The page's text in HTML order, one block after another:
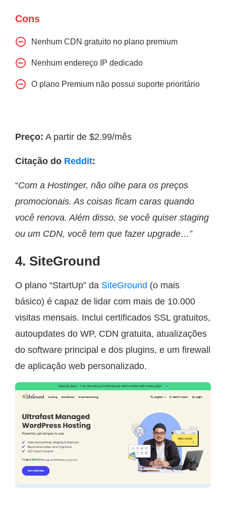
Cons
Nenhum CDN gratuito no plano premium
Nenhum endereço IP dedicado
O plano Premium não possui suporte prioritário
Preço: A partir de $2.99/mês
Citação do Reddit:
“Com a Hostinger, não olhe para os preços
promocionais. As coisas ficam caras quando
você renova. Além disso, se você quiser staging
ou um CDN, você tem que fazer upgrade…”
4. SiteGround
O plano “StartUp” da SiteGround (o mais
básico) é capaz de lidar com mais de 10.000
visitas mensais. Inclui certificados SSL gratuitos,
autoupdates do WP, CDN gratuita, atualizações
do software principal e dos plugins, e um firewall
de aplicação web personalizado.